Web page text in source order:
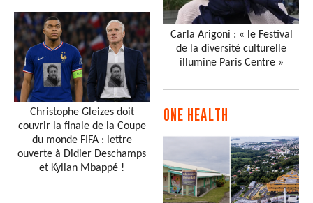
Christophe Gleizes doit
couvrir la finale de la Coupe
du monde FIFA : lettre
ouverte à Didier Deschamps
et Kylian Mbappé !
Carla Arigoni : « le Festival
de la diversité culturelle
illumine Paris Centre »
ONE HEALTH